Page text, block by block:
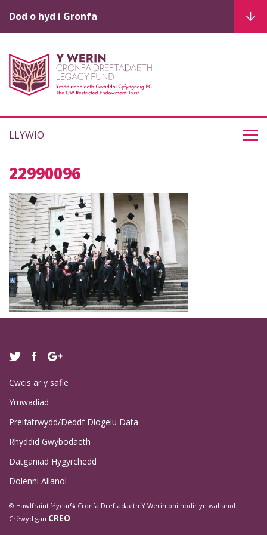
Dod o hyd i Gronfa
LLYWIO
22990096
Cwcis ar y safle
Ymwadiad
Preifatrwydd/Deddf Diogelu Data
Rhyddid Gwybodaeth
Datganiad Hygyrchedd
Dolenni Allanol
© Hawlfraint %year% Cronfa Dreftadaeth Y Werin oni nodir yn wahanol.
Crëwyd gan CREO